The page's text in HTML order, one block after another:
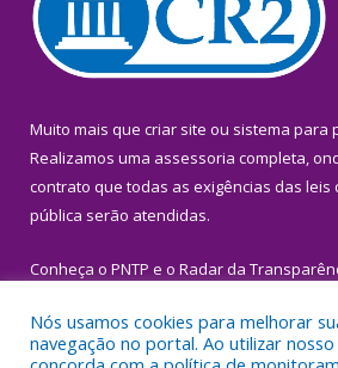
Muito mais que criar site ou sistema para
Realizamos uma assessoria completa,
contrato que todas as exigências das leis
pública serão atendidas.
Conheça o PNTP e o Radar da
Nós usamos cookies para melhorar
navegação no portal. Ao utilizar